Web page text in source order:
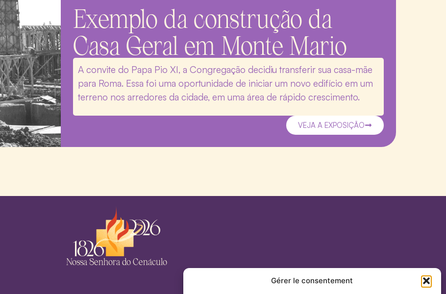
Gérer le consentement
Exemplo da construção da
Casa Geral em Monte Mario
A convite do Papa Pio XI, a Congregação decidiu transferir sua casa-mãe
para Roma. Essa foi uma oportunidade de iniciar um novo edifício em um
terreno nos arredores da cidade, em uma área de rápido crescimento.
VEJA A EXPOSIÇÃO
Nossa Senhora do Cenáculo